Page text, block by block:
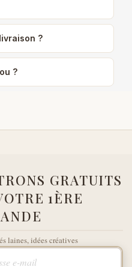
?
?
GRATUITS
1ÈRE
laines, idées créatives